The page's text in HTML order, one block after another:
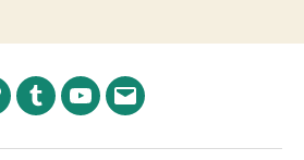
TumblrYouTubeCorreo